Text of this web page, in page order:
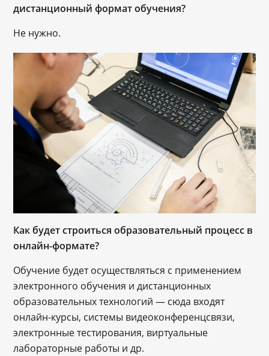
дистанционный формат обучения?
Не нужно.
Как будет строиться образовательный процесс в
онлайн-формате?
Обучение будет осуществляться с применением
электронного обучения и дистанционных
образовательных технологий ― сюда входят
онлайн-курсы, системы видеоконференцсвязи,
электронные тестирования, виртуальные
лабораторные работы и др.